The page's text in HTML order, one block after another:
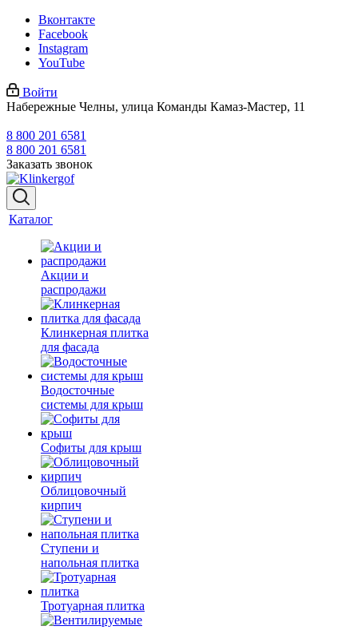
Вконтакте
Facebook
Instagram
YouTube
Войти
Набережные Челны, улица Команды Камаз-Мастер, 11
8 800 201 6581
8 800 201 6581
Заказать звонок
Каталог
Акции и
распродажи
Клинкерная плитка
для фасада
Водосточные
системы для крыш
Софиты для крыш
Облицовочный
кирпич
Ступени и
напольная плитка
Тротуарная плитка